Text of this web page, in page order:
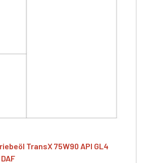
TransX 75W90 API GL4